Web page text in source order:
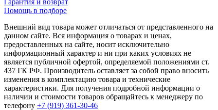
Помощь в подборе
Внешний вид товара может отличаться от представленного на
данном сайте. Вся информация о товарах и ценах,
предоставленных на сайте, носит исключительно
информационный характер и ни при каких условиях не
является публичной офертой, определяемой положениями ст.
437 ГК РФ. Производитель оставляет за собой право вносить
изменения в комплектацию товара и технические
характеристики. Для получения подробной информации о
наличии и стоимости товаров обращайтесь к менеджеру по
телефону +7 (919) 361-30-46